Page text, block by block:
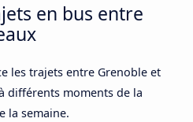
en bus entre
les trajets entre Grenoble et
différents moments de la
la semaine.